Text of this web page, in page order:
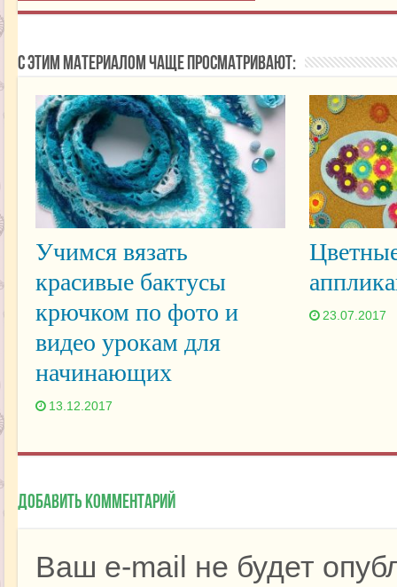
С этим материалом чаще просматривают:
Учимся вязать
красивые бактусы
крючком по фото и
видео урокам для
начинающих
13.12.2017
23.07.2017
Добавить комментарий
Ваш e-mail не будет